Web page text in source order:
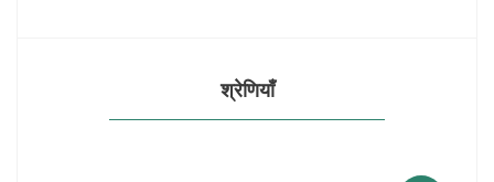
श्रेणियाँ